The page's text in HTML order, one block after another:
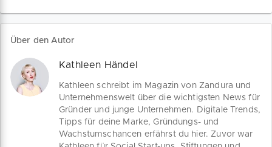
Restrukturierungsmaßnahmen.
Finde alle aktuellen Konditionen und
Antworten auf deine Rechtsfragen.
Über den Autor
Kathleen Händel
Kathleen schreibt im Magazin von Zandura und
Unternehmenswelt über die wichtigsten News für
Gründer und junge Unternehmen. Digitale Trends,
Tipps für deine Marke, Gründungs- und
Wachstumschancen erfährst du hier. Zuvor war